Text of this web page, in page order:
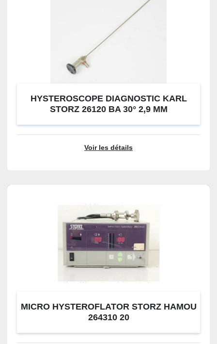
HYSTEROSCOPE DIAGNOSTIC KARL
STORZ 26120 BA 30° 2,9 MM
Voir les détails
MICRO HYSTEROFLATOR STORZ HAMOU
264310 20